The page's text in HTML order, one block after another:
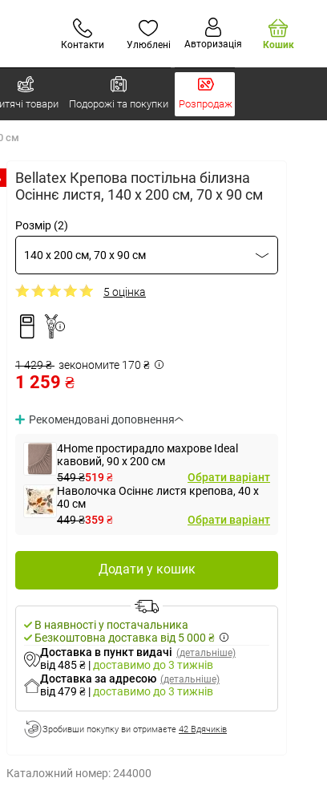
Контакти Улюблені Авторизація Кошик
товари Подорожі та покупки Розпродаж
см
Bellatex Крепова постільна білизна
Осіннє листя, 140 x 200 см, 70 x 90 см
Розмір (2)
140 x 200 см, 70 x 90 см
5 оцінка
1 429 ₴ зекономите 170 ₴
1 259 ₴
Рекомендовані доповнення
4Home простирадло махрове Ideal
кавовий, 90 x 200 см
549 ₴519 ₴
Обрати варіант
Наволочка Осіннє листя крепова, 40 x
40 см
449 ₴359 ₴ Обрати варіант
Додати у кошик
В наявності у постачальника
Безкоштовна доставка від 5 000 ₴
Доставка в пункт видачі (детальніше)
від 485 ₴ | доставимо до 3 тижнів
Доставка за адресою (детальніше)
від 479 ₴ | доставимо до 3 тижнів
Зробивши покупку ви отримаєте 42 Вдячиків
Каталожний номер:244000